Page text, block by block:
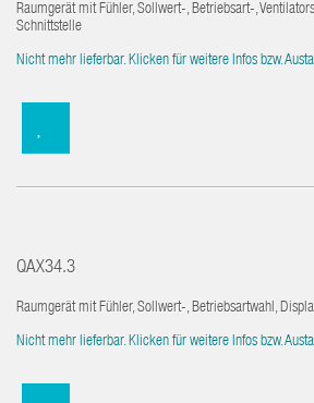
Raumgerät mit Fühler, Sollwert-, Betriebsart-,
Schnittstelle
Nicht mehr lieferbar. Klicken für weitere Infos bzw.
QAX34.3
Raumgerät mit Fühler, Sollwert-, Betriebsartwahl,
Nicht mehr lieferbar. Klicken für weitere Infos bzw.